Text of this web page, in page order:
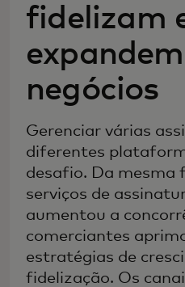
fidelizam
negócios
Gerenciar várias
diferentes
desafio. Da mesma
serviços de
aumentou a
comerciantes
estratégias de
fidelização. Os